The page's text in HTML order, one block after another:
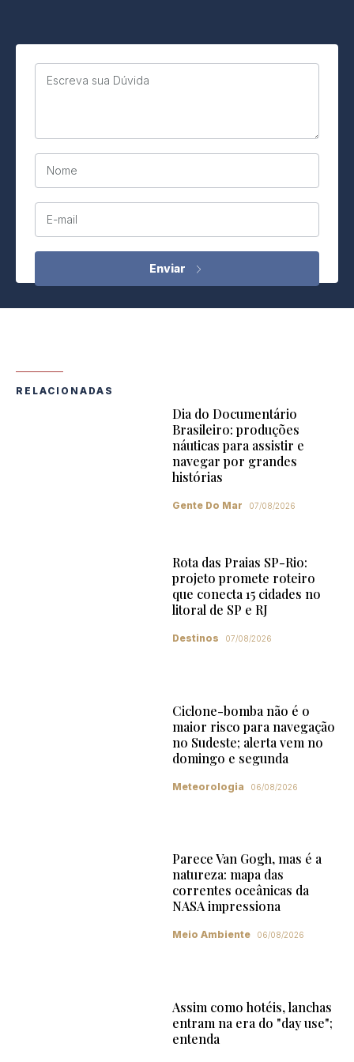
Escreva sua Dúvida
Nome
E-mail
RELACIONADAS
Dia do Documentário
Brasileiro: produções
náuticas para assistir e
navegar por grandes
histórias
Gente Do Mar 07/08/2026
Rota das Praias SP-Rio:
projeto promete roteiro
que conecta 15 cidades no
litoral de SP e RJ
Destinos 07/08/2026
Ciclone-bomba não é o
maior risco para navegação
no Sudeste; alerta vem no
domingo e segunda
Meteorologia 06/08/2026
Parece Van Gogh, mas é a
natureza: mapa das
correntes oceânicas da
NASA impressiona
Meio Ambiente 06/08/2026
Assim como hotéis, lanchas
entram na era do "day use";
entenda